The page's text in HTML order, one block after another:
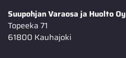
Suupohjan Varaosa ja Huolto Oy
Topeeka 71
61800 Kauhajoki